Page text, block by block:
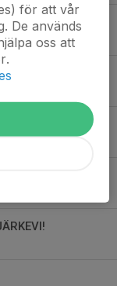
för att vår
De används
oss att